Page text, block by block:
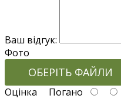
Ваш відгук:
Фото
ОБЕРІТЬ ФАЙЛИ
Оцінка Погано